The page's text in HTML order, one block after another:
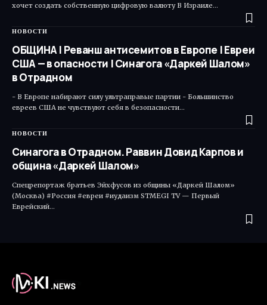
хочет создать собственную цифровую валюту В Израиле…
НОВОСТИ
ОБЩИНА | Реванш антисемитов в Европе | Евреи
США — в опасности | Синагога «Даркей Шалом»
в Отрадном
- В Европе набирают силу ультраправые партии - Большинство
евреев США не чувствуют себя в безопасности…
НОВОСТИ
Синагога в Отрадном. Раввин Довид Карпов и
община «Даркей Шалом»
Спецрепортаж братьев Эйхфусов из общины «Даркей Шалом»
(Москва) #Россия #евреи #иудаизм STMEGI TV — Первый
Еврейский…